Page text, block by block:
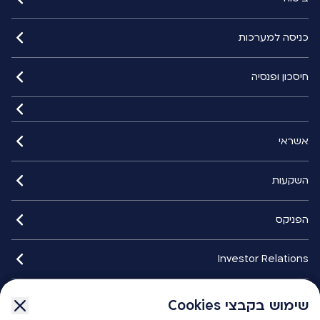
שימוש בקבצי Cookies
כניסה למערכות
חיסכון ופנסיה
אשראי
השקעות
הפניקס
Investor Relations
שימוש בקבצי Cookies